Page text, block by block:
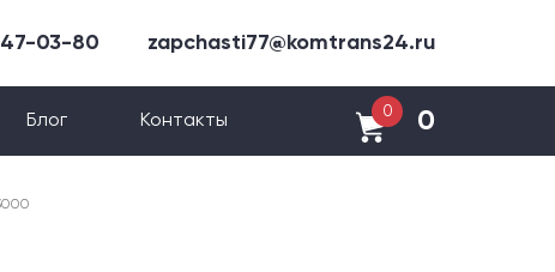
03-80 zapchasti77@komtrans24.ru
Блог Контакты
0 0